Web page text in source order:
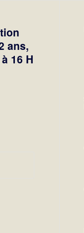
ans,
16 H